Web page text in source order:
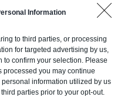
Information
to third parties, or processing
for targeted advertising by us,
confirm your selection. Please
processed you may continue
information utilized by us
parties prior to your opt-out.
DE CONSTRUIRE